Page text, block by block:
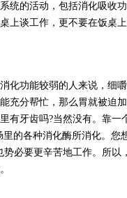
统的活动，包括消化吸收
上谈工作，更不要在饭桌
功能较弱的人来说，细
充分帮忙，那么胃就被迫加
有牙齿吗?当然没有。靠一
的各种消化酶所消化。您
必要更辛苦地工作。所以